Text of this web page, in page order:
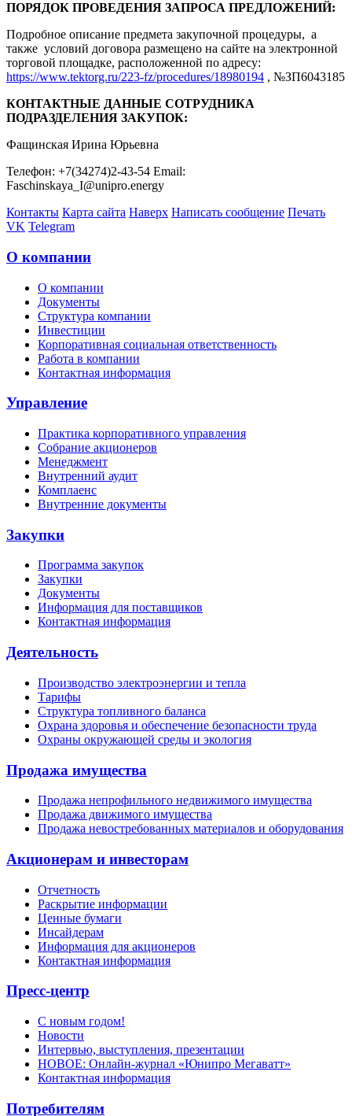
ПОРЯДОК ПРОВЕДЕНИЯ ЗАПРОСА ПРЕДЛОЖЕНИЙ:
Подробное описание предмета закупочной процедуры, а
также условий договора размещено на сайте на электронной
торговой площадке, расположенной по адресу:
https://www.tektorg.ru/223-fz/procedures/18980194 , №ЗП6043185
КОНТАКТНЫЕ ДАННЫЕ СОТРУДНИКА
ПОДРАЗДЕЛЕНИЯ ЗАКУПОК:
Фащинская Ирина Юрьевна
Телефон: +7(34274)2-43-54 Email:
Faschinskaya_I@unipro.energy
Контакты Карта сайта Наверх Написать сообщение Печать
VK Telegram
О компании
О компании
Документы
Структура компании
Инвестиции
Корпоративная социальная ответственность
Работа в компании
Контактная информация
Управление
Практика корпоративного управления
Собрание акционеров
Менеджмент
Внутренний аудит
Комплаенс
Внутренние документы
Закупки
Программа закупок
Закупки
Документы
Информация для поставщиков
Контактная информация
Деятельность
Производство электроэнергии и тепла
Тарифы
Структура топливного баланса
Охрана здоровья и обеспечение безопасности труда
Охраны окружающей среды и экология
Продажа имущества
Продажа непрофильного недвижимого имущества
Продажа движимого имущества
Продажа невостребованных материалов и оборудования
Акционерам и инвесторам
Отчетность
Раскрытие информации
Ценные бумаги
Инсайдерам
Информация для акционеров
Контактная информация
Пресс-центр
С новым годом!
Новости
Интервью, выступления, презентации
НОВОЕ: Онлайн-журнал «Юнипро Мегаватт»
Контактная информация
Потребителям